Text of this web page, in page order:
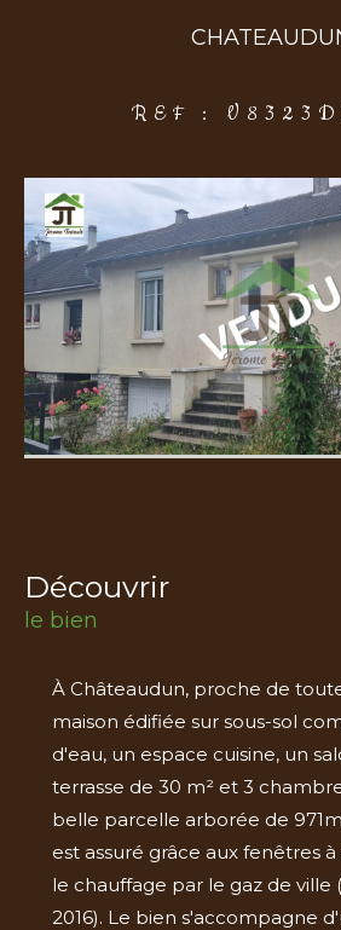
REF :
découvrir
le bien
À Châteaudun, proche de
maison édifiée sur sous-sol
d'eau, un espace cuisine, un
terrasse de 30 m² et 3
belle parcelle arborée de
est assuré grâce aux fenêtres
le chauffage par le gaz de ville
2016). Le bien s'accompagne